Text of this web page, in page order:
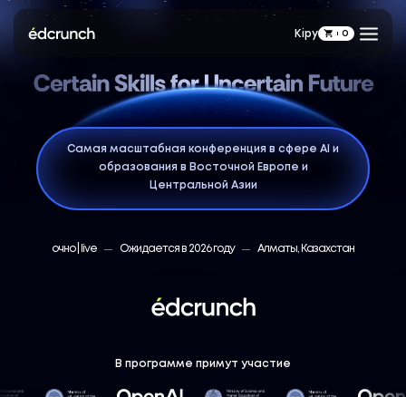
Кіру 0
Самая масштабная конференция в сфере AI и
образования в Восточной Европе и
Центральной Азии
очно | live Ожидается в 2026 году Алматы, Казахстан
В программе примут участие